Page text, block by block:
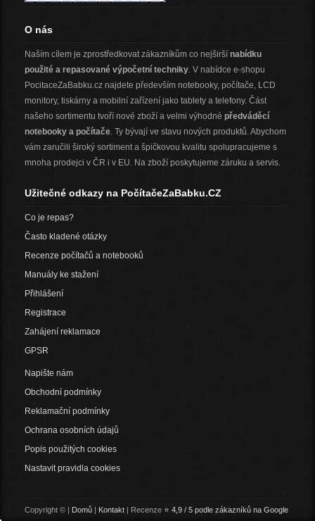
O nás
Naším cílem je zprostředkovat zákazníkům co nejširší nabídku
použité a repasované výpočetní techniky. V nabídce e-shopu
PocitaceZaBabku.cz najdete především notebooky, počítače, LCD
monitory, tiskárny a mobilní zařízení jako tablety a telefony. Část
našeho sortimentu tvoří nové zboží a velmi výhodné předváděcí
notebooky a počítače. Ty bývají ve stavu nových produktů. Abychom
vám zaručili široký sortiment a špičkovou kvalitu spolupracujeme s
mnoha prodejci v ČR i v EU. Na zboží poskytujeme záruku a servis.
Užitečné odkazy na PočítačeZaBabku.CZ
Co je repas?
Často kladené otázky
Recenze počítačů a notebooků
Manuály ke stažení
Přihlášení
Registrace
Zahájení reklamace
GPSR
Napište nám
Obchodní podmínky
Reklamační podmínky
Ochrana osobních údajů
Popis použitých cookies
Nastavit pravidla cookies
Copyright © | Domů | Kontakt | Recenze ⭐ 4,9 / 5 podle zákazníků na Google